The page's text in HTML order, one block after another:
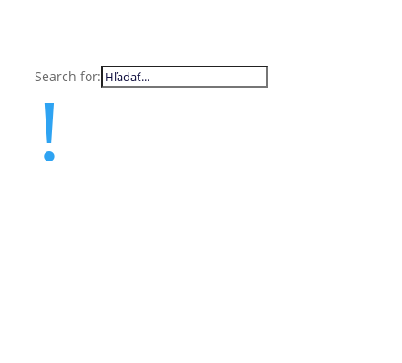
Search for:
!